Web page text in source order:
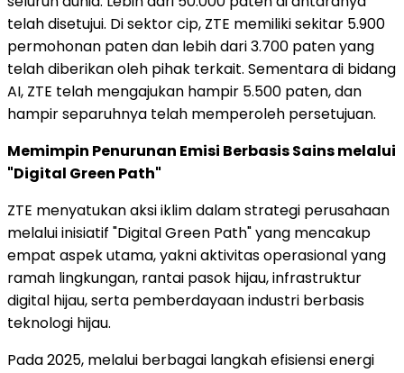
telah disetujui. Di sektor cip, ZTE memiliki sekitar 5.900
permohonan paten dan lebih dari 3.700 paten yang
telah diberikan oleh pihak terkait. Sementara di bidang
AI, ZTE telah mengajukan hampir 5.500 paten, dan
hampir separuhnya telah memperoleh persetujuan.
Memimpin Penurunan Emisi Berbasis Sains melalui
"Digital Green Path"
ZTE menyatukan aksi iklim dalam strategi perusahaan
melalui inisiatif "Digital Green Path" yang mencakup
empat aspek utama, yakni aktivitas operasional yang
ramah lingkungan, rantai pasok hijau, infrastruktur
digital hijau, serta pemberdayaan industri berbasis
teknologi hijau.
Pada 2025, melalui berbagai langkah efisiensi energi